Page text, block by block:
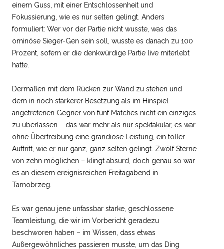
einem Guss, mit einer Entschlossenheit und
Fokussierung, wie es nur selten gelingt. Anders
formuliert: Wer vor der Partie nicht wusste, was das
ominöse Sieger-Gen sein soll, wusste es danach zu 100
Prozent, sofern er die denkwürdige Partie live miterlebt
hatte.
Dermaßen mit dem Rücken zur Wand zu stehen und
dem in noch stärkerer Besetzung als im Hinspiel
angetretenen Gegner von fünf Matches nicht ein einziges
zu überlassen – das war mehr als nur spektakulär, es war
ohne Übertreibung eine grandiose Leistung, ein toller
Auftritt, wie er nur ganz, ganz selten gelingt. Zwölf Sterne
von zehn möglichen – klingt absurd, doch genau so war
es an diesem ereignisreichen Freitagabend in
Tarnobrzeg.
Es war genau jene unfassbar starke, geschlossene
Teamleistung, die wir im Vorbericht geradezu
beschworen haben – im Wissen, dass etwas
Außergewöhnliches passieren musste, um das Ding